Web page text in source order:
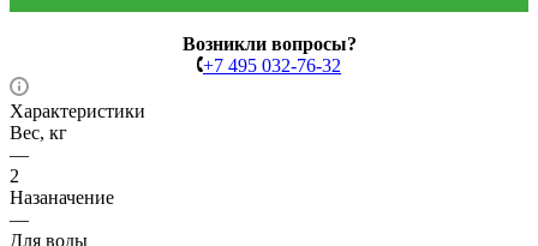
Возникли вопросы?
+7 495 032-76-32
Характеристики
Вес, кг
—
2
Назаначение
—
Для воды